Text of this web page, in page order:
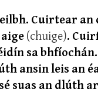
Cuirtear
(chuige).
sa
ansin leis an
suas an dlúth